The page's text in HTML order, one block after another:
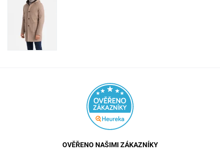
OVĚŘENO NAŠIMI ZÁKAZNÍKY